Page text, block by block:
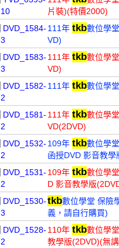
10
片裝)(特價2000)
DVD_1584-
3
111年 tkb數位學
VD)
DVD_1583-
3
111年 tkb數位學
VD)
DVD_1582-
2
111年 tkb數位學
DVD_1581-
2
111年 tkb數位學
VD(2DVD)
DVD_1532-
2
109年 tkb數位學
函授DVD 影音教學
DVD_1531-
2
109年 tkb數位學
D 影音教學版
DVD_1530-
3
tkb數位學堂 保險
義，請自行購買)
DVD_1528-
2
110年 tkb數位學
教學版(2DVD)(無